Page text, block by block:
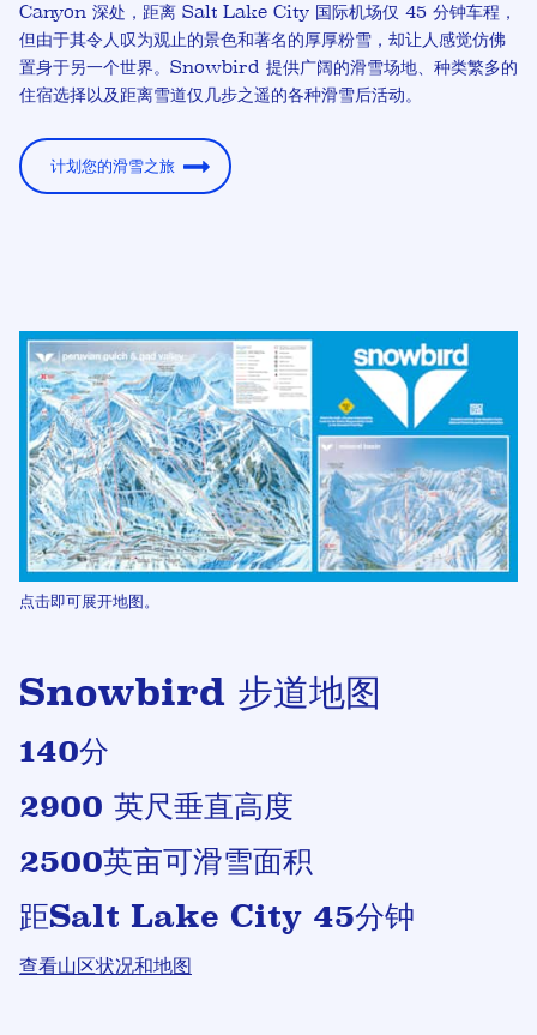
Canyon 深处，距离 Salt Lake City 国际机场仅 45 分钟车程，
但由于其令人叹为观止的景色和著名的厚厚粉雪，却让人感觉仿佛
置身于另一个世界。Snowbird 提供广阔的滑雪场地、种类繁多的
住宿选择以及距离雪道仅几步之遥的各种滑雪后活动。
计划您的滑雪之旅
点击即可展开地图。
Snowbird 步道地图
140分
2900 英尺垂直高度
2500英亩可滑雪面积
距Salt Lake City 45分钟
查看山区状况和地图